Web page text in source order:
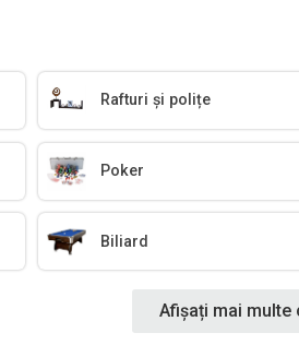
Rafturi și polițe
Poker
Biliard
Afișați mai multe